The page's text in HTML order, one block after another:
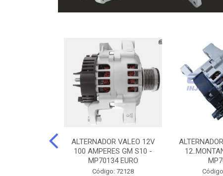
ALTERNADOR VALEO 12V
100 AMPERES GM S10 -
MP70134 EURO
Código: 72128